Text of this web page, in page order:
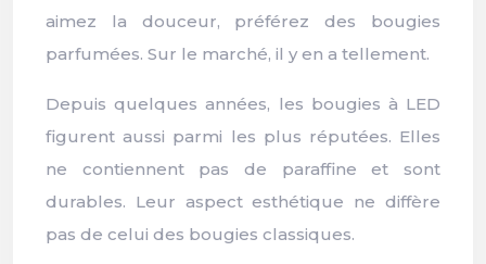
aimez la douceur, préférez des bougies
parfumées. Sur le marché, il y en a tellement.
Depuis quelques années, les bougies à LED
figurent aussi parmi les plus réputées. Elles
ne contiennent pas de paraffine et sont
durables. Leur aspect esthétique ne diffère
pas de celui des bougies classiques.